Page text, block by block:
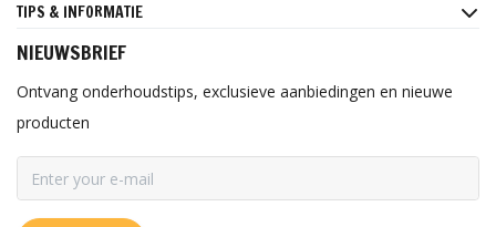
TIPS & INFORMATIE
NIEUWSBRIEF
Ontvang onderhoudstips, exclusieve aanbiedingen en nieuwe
producten